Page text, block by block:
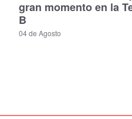
gran momento en la
B
04 de Agosto